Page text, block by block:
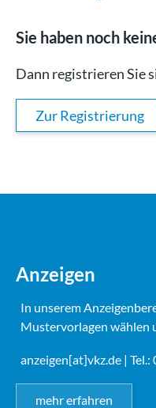
Sie haben noch
Dann registrieren Sie
Zur Registrierung
Anzeigen
In unserem
Mustervorlagen wählen
anzeigen[at]vkz.de |
mehr erfahren